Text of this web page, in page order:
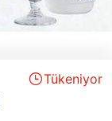
Tükeniyor